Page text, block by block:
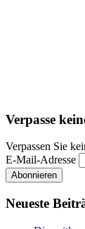
Verpasse
Verpassen Sie
E-Mail-Adresse
Neueste